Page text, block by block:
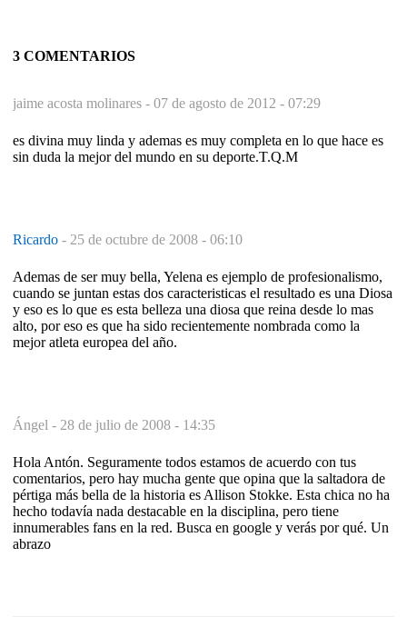
3 COMENTARIOS
jaime acosta molinares - 07 de agosto de 2012 - 07:29
es divina muy linda y ademas es muy completa en lo que hace es
sin duda la mejor del mundo en su deporte.T.Q.M
Ricardo - 25 de octubre de 2008 - 06:10
Ademas de ser muy bella, Yelena es ejemplo de profesionalismo,
cuando se juntan estas dos caracteristicas el resultado es una Diosa
y eso es lo que es esta belleza una diosa que reina desde lo mas
alto, por eso es que ha sido recientemente nombrada como la
mejor atleta europea del año.
Ángel - 28 de julio de 2008 - 14:35
Hola Antón. Seguramente todos estamos de acuerdo con tus
comentarios, pero hay mucha gente que opina que la saltadora de
pértiga más bella de la historia es Allison Stokke. Esta chica no ha
hecho todavía nada destacable en la disciplina, pero tiene
innumerables fans en la red. Busca en google y verás por qué. Un
abrazo